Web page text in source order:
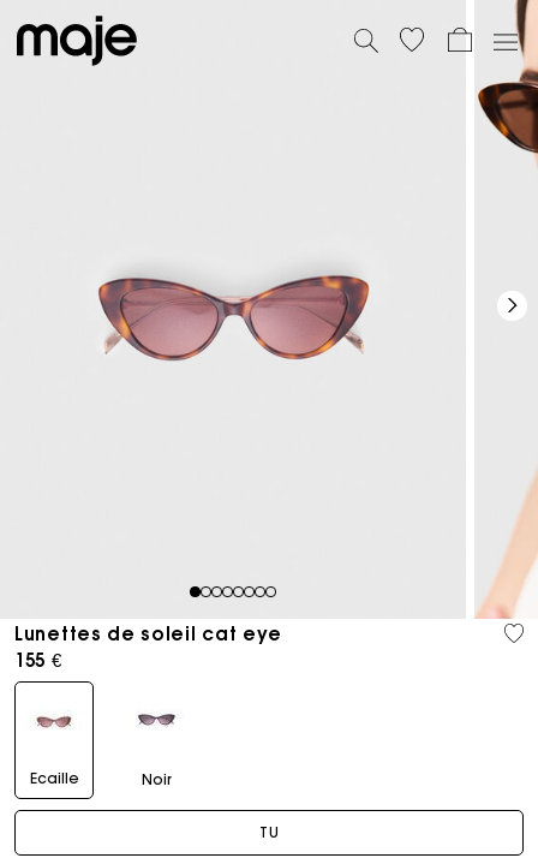
12345678
Lunettes de soleil cat eye
155 €
Ecaille Noir
TU